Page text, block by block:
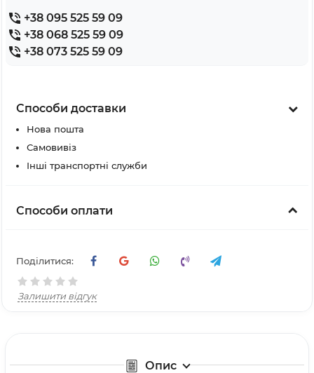
+38 095 525 59 09
+38 068 525 59 09
+38 073 525 59 09
Способи доставки
Нова пошта
Самовивіз
Інші транспортні служби
Способи оплати
Поділитися:
Залишити відгук
Опис